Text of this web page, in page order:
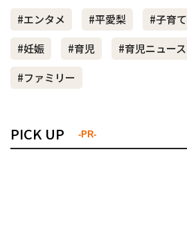
#エンタメ #平愛梨 #子育て
#妊娠
#育児 #育児ニュース
#ファミリー
PICK UP -PR-